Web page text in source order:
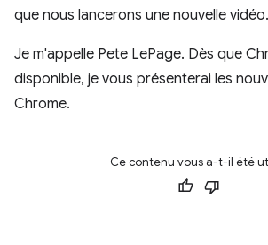
que nous lancerons une nouvelle vidéo.
Je m'appelle Pete LePage. Dès que
disponible, je vous présenterai les
Chrome.
Ce contenu vous a-t-il été